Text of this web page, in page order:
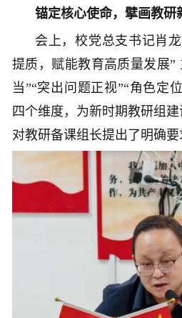
锚定核心使命，擘画教研
会上，校党总支书记肖
提质，赋能教育高质量发展”
当”“突出问题正视”“角色定
四个维度，为新时期教研组
对教研备课组长提出了明确要